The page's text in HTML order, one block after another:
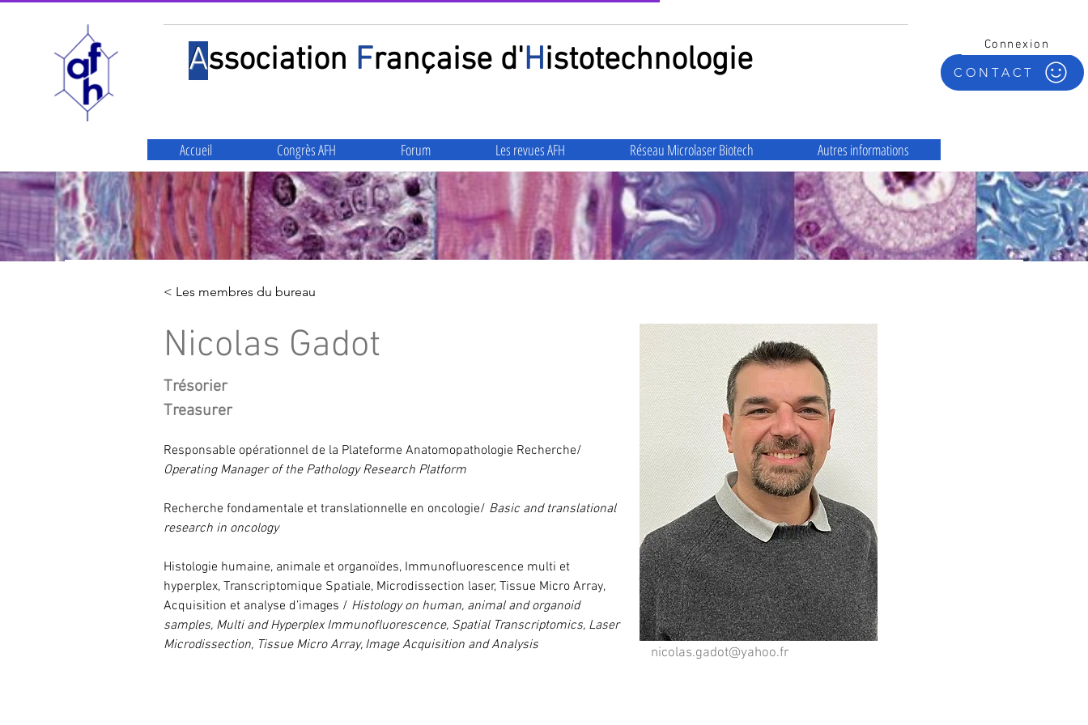
Association Française d'Histotechnologie CONTACT
Connexion
Accueil Congrès AFH Forum Les revues AFH Réseau Microlaser Biotech Autres informations
< Les membres du bureau
Nicolas Gadot
Trésorier
Treasurer
Responsable opérationnel de la Plateforme Anatomopathologie Recherche/
Operating Manager of the Pathology Research Platform
Recherche fondamentale et translationnelle en oncologie/ Basic and translational
research in oncology
Histologie humaine, animale et organoïdes, Immunofluorescence multi et
hyperplex, Transcriptomique Spatiale, Microdissection laser, Tissue Micro Array,
Acquisition et analyse d’images / Histology on human, animal and organoid
samples, Multi and Hyperplex Immunofluorescence, Spatial Transcriptomics, Laser
Microdissection, Tissue Micro Array, Image Acquisition and Analysis
nicolas.gadot@yahoo.fr